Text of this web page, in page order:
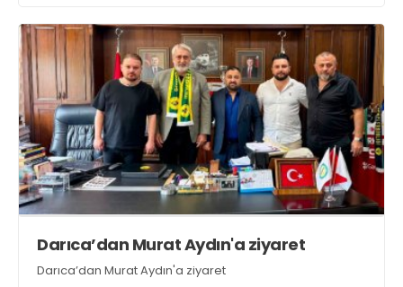
Darıca’dan Murat Aydın'a ziyaret
Darıca’dan Murat Aydın'a ziyaret